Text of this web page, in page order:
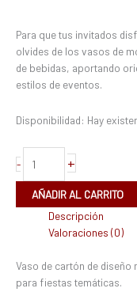
Para que tus invitados
olvides de los vasos de
de bebidas, aportando
estilos de eventos.
Disponibilidad: Hay
- +
AÑADIR AL CARRITO
Descripción
Valoraciones (0)
Vaso de cartón de
para fiestas temáticas.